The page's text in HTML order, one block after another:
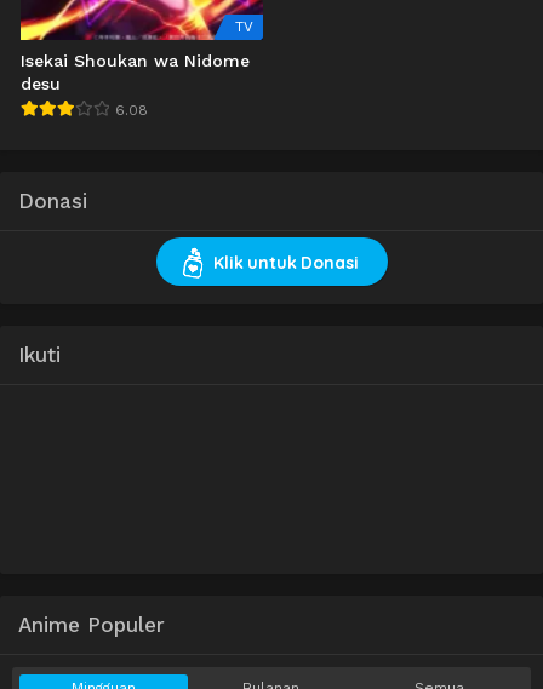
TV
Isekai Shoukan wa Nidome
desu
6.08
Donasi
Klik untuk Donasi
Ikuti
Anime Populer